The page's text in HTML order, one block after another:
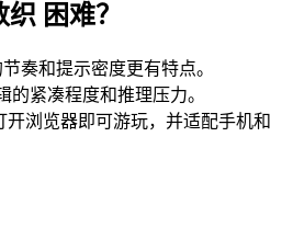
困难？
奏和提示密度更有特点。
的紧凑程度和推理压力。
开浏览器即可游玩，并适配手机和